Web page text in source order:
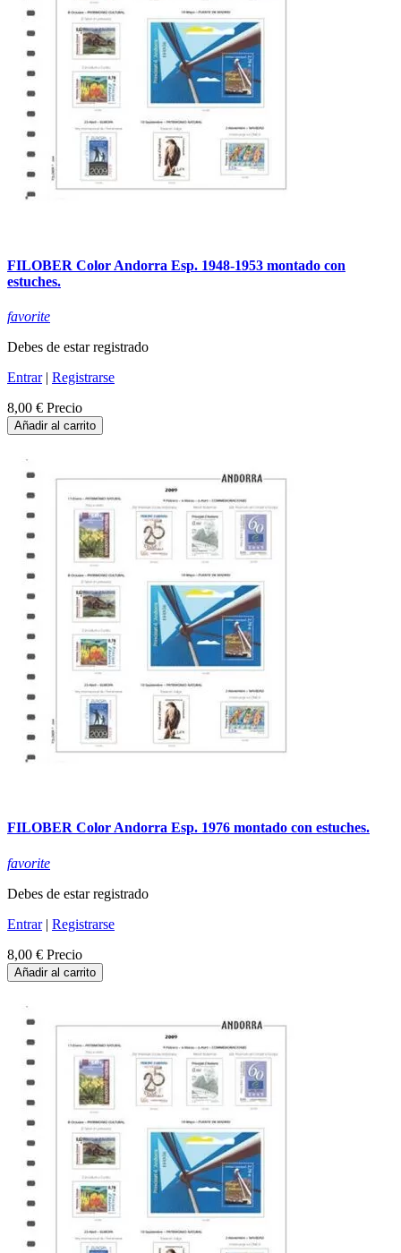
FILOBER Color Andorra Esp. 1948-1953 montado con
estuches.
favorite
Debes de estar registrado
Entrar| Registrarse
8,00 € Precio
Añadir al carrito
FILOBER Color Andorra Esp. 1976 montado con estuches.
favorite
Debes de estar registrado
Entrar| Registrarse
8,00 € Precio
Añadir al carrito